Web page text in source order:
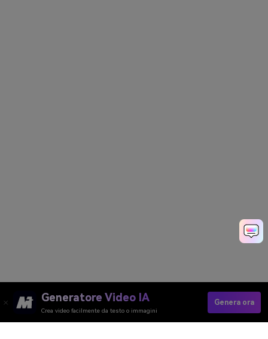
Generatore Video IA
Crea video facilmente da testo o immagini
Genera ora